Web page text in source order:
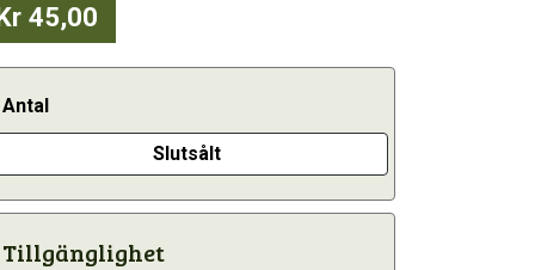
45,00
Antal
Slutsålt
Tillgänglighet